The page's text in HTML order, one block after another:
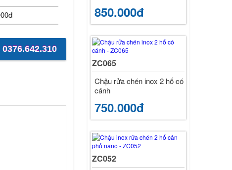
850.000đ
ZC065
Chậu rửa chén inox 2 hố có
cánh
750.000đ
ZC052